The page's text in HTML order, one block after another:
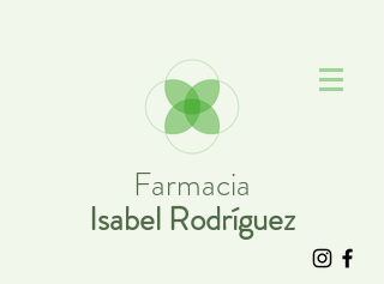
Farmacia
Isabel Rodríguez